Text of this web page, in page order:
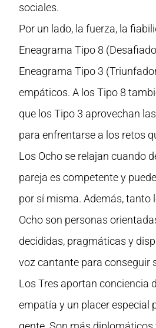
sociales.
Por un lado, la fuerza, la
Eneagrama Tipo 8
Eneagrama Tipo 3
empáticos. A los Tipo 8
que los Tipo 3 aprovechan
para enfrentarse a los retos
Los Ocho se relajan cuando
pareja es competente y
por sí misma. Además, tanto
Ocho son personas
decididas, pragmáticas y
voz cantante para conseguir
Los Tres aportan conciencia
empatía y un placer especial